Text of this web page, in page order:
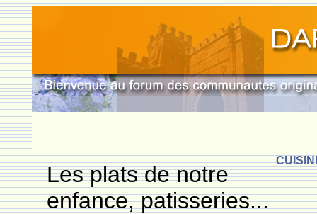
Les plats de notre
enfance, patisseries...